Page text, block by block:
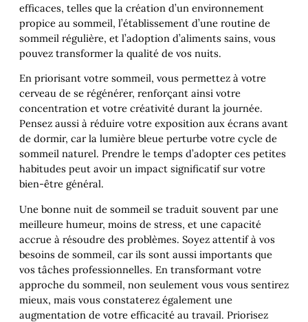
efficaces, telles que la création d’un environnement
propice au sommeil, l’établissement d’une routine de
sommeil régulière, et l’adoption d’aliments sains, vous
pouvez transformer la qualité de vos nuits.
En priorisant votre sommeil, vous permettez à votre
cerveau de se régénérer, renforçant ainsi votre
concentration et votre créativité durant la journée.
Pensez aussi à réduire votre exposition aux écrans avant
de dormir, car la lumière bleue perturbe votre cycle de
sommeil naturel. Prendre le temps d’adopter ces petites
habitudes peut avoir un impact significatif sur votre
bien-être général.
Une bonne nuit de sommeil se traduit souvent par une
meilleure humeur, moins de stress, et une capacité
accrue à résoudre des problèmes. Soyez attentif à vos
besoins de sommeil, car ils sont aussi importants que
vos tâches professionnelles. En transformant votre
approche du sommeil, non seulement vous vous sentirez
mieux, mais vous constaterez également une
augmentation de votre efficacité au travail. Priorisez